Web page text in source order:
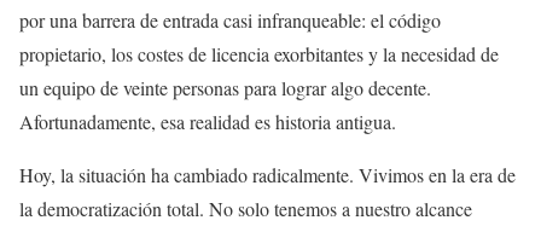
por una barrera de entrada casi infranqueable: el código
propietario, los costes de licencia exorbitantes y la necesidad de
un equipo de veinte personas para lograr algo decente.
Afortunadamente, esa realidad es historia antigua.
Hoy, la situación ha cambiado radicalmente. Vivimos en la era de
la democratización total. No solo tenemos a nuestro alcance